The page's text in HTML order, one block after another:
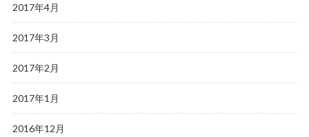
2017年4月
2017年3月
2017年2月
2017年1月
2016年12月